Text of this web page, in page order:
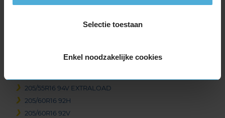
Selectie toestaan
Enkel noodzakelijke cookies
205/55R16 94V EXTRALOAD
205/60R16 92H
205/60R16 92V